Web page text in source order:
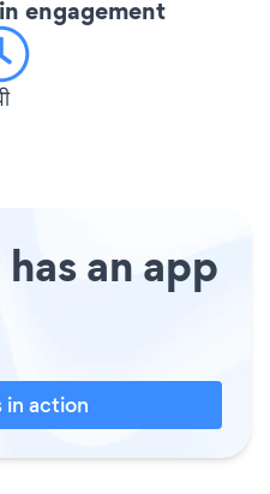
in engagement
an app
in action